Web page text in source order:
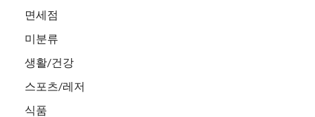
면세점
미분류
생활/건강
스포츠/레저
식품